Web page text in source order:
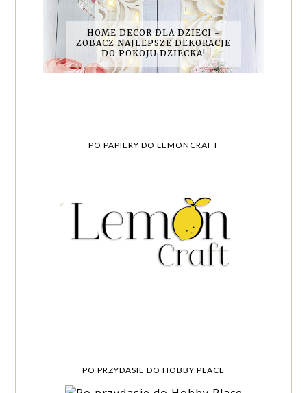
HOME DECOR DLA DZIECI -
ZOBACZ NAJLEPSZE DEKORACJE
DO POKOJU DZIECKA!
PO PAPIERY DO LEMONCRAFT
PO PRZYDASIE DO HOBBY PLACE